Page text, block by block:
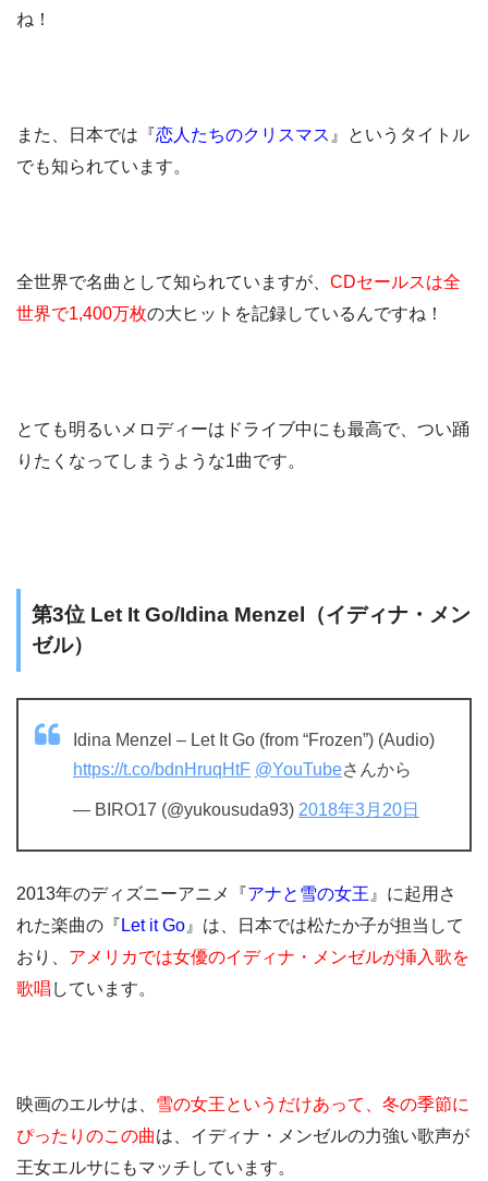
ね！
また、日本では『恋人たちのクリスマス 』というタイトル
でも知られています。
全世界で名曲として知られていますが、 CDセールスは全
世界で1,400万枚の大ヒットを記録しているんですね！
とても明るいメロディーはドライブ中にも最高で、つい踊
りたくなってしまうような1曲です。
第3位 Let It Go/Idina Menzel（イディナ・メン
ゼル）
Idina Menzel – Let It Go (from “Frozen”) (Audio)
https://t.co/bdnHruqHtF @YouTubeさんから
— BIRO17 (@yukousuda93) 2018年3月20日
2013年のディズニーアニメ『アナと雪の女王 』に起用さ
れた楽曲の『 Let it Go 』は、日本では松たか子が担当して
おり、 アメリカでは女優のイディナ・メンゼルが挿入歌を
歌唱 しています。
映画のエルサは、 雪の女王というだけあって、冬の季節に
ぴったりのこの曲は、イディナ・メンゼルの力強い歌声が
王女エルサにもマッチしています。